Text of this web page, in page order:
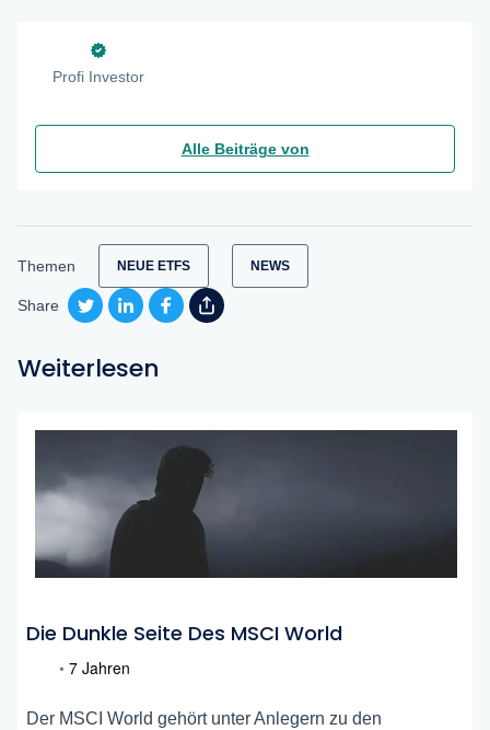
Profi Investor
Alle Beiträge von
Themen NEUE ETFS NEWS
Share
Weiterlesen
Die Dunkle Seite Des MSCI World
• 7 Jahren
Der MSCI World gehört unter Anlegern zu den